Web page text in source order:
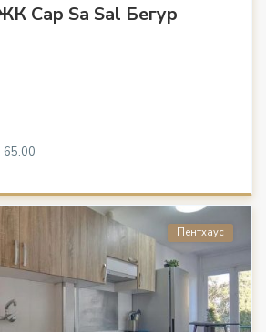
Cap Sa Sal Бегур
65.00
Пентхаус